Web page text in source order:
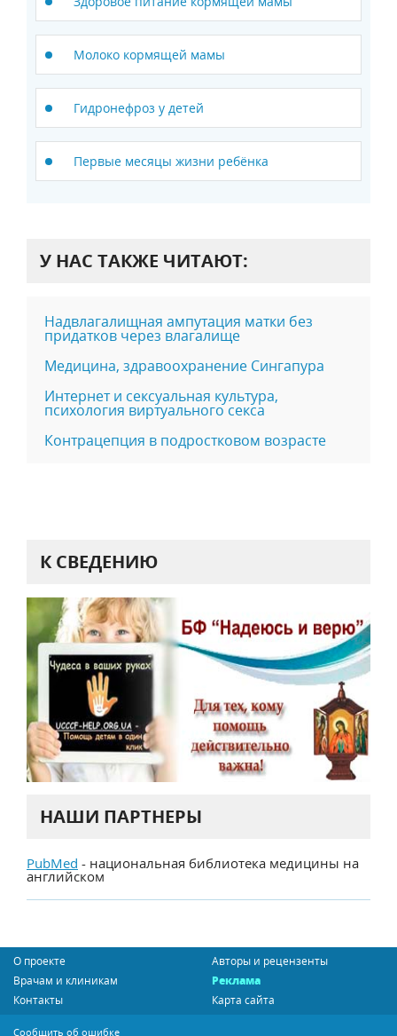
Молоко кормящей мамы
Гидронефроз у детей
Первые месяцы жизни ребёнка
У НАС ТАКЖЕ ЧИТАЮТ:
Надвлагалищная ампутация матки без
придатков через влагалище
Медицина, здравоохранение Сингапура
Интернет и сексуальная культура,
психология виртуального секса
Контрацепция в подростковом возрасте
К СВЕДЕНИЮ
НАШИ ПАРТНЕРЫ
PubMed - национальная библиотека медицины на
английском
О проекте
Авторы и рецензенты
Врачам и клиникам
Реклама
Контакты
Карта сайта
Сообщить об ошибке